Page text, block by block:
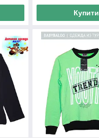
речі від кращих
відповідних
браку
за рахунок нашого
Купити